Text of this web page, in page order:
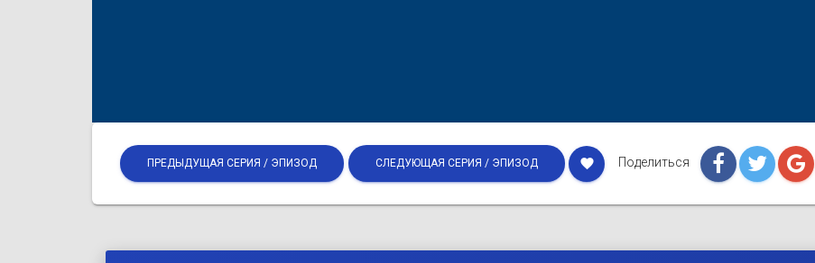
ПРЕДЫДУЩАЯ СЕРИЯ / ЭПИЗОД СЛЕДУЮЩАЯ СЕРИЯ / ЭПИЗОД favorite Поделиться